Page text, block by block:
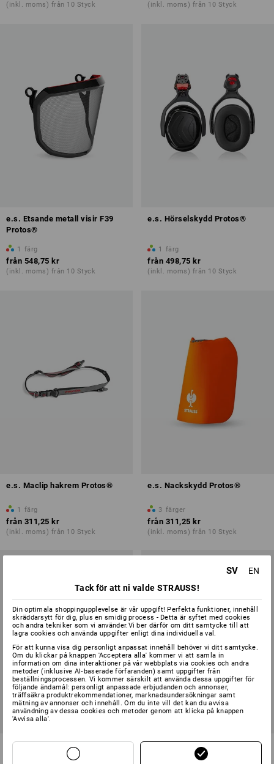
(inkl. moms) från 10 Styck (inkl. moms) från 10 Styck
e.s. Etsande metall visir F39
Protos®
1 färg
från 548,75 kr
(inkl. moms) från 10 Styck
e.s. Hörselskydd Protos®
1 färg
från 498,75 kr
(inkl. moms) från 10 Styck
e.s. Maclip hakrem Protos®
1 färg
från 311,25 kr
(inkl. moms) från 10 Styck
e.s. Nackskydd Protos®
3 färger
från 311,25 kr
(inkl. moms) från 10 Styck
e.s. Klimaair®-set
3M andningsskyddsmask Aura
9332+ FFP3 NR D
SV
EN
Tack för att ni valde STRAUSS!
Din optimala shoppingupplevelse är vår uppgift! Perfekta funktioner, innehåll
skräddarsytt för dig, plus en smidig process - Detta är syftet med cookies
och andra tekniker som vi använder.Vi ber därför om ditt samtycke till att
lagra cookies och använda uppgifter enligt dina individuella val.
För att kunna visa dig personligt anpassat innehåll behöver vi ditt samtycke.
Om du klickar på knappen 'Acceptera alla' kommer vi att samla in
information om dina interaktioner på vår webbplats via cookies och andra
metoder (inklusive AI‑baserade förfaranden) samt uppgifter från
beställningsprocessen. Vi kommer särskilt att använda dessa uppgifter för
följande ändamål: personligt anpassade erbjudanden och annonser,
träffsäkra produktrekommendationer, marknadsundersökningar samt
mätning av annonser och innehåll. Om du inte vill det kan du avvisa
användning av dessa cookies och metoder genom att klicka på knappen
'Avvisa alla'.